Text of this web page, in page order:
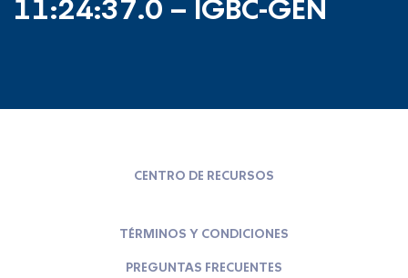
11:24:37.0 – IGBC-GEN
CENTRO DE RECURSOS
TÉRMINOS Y CONDICIONES
PREGUNTAS FRECUENTES